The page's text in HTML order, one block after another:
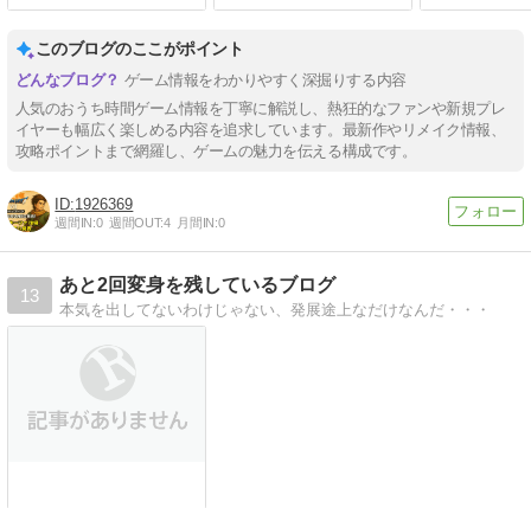
このブログのここがポイント
ゲーム情報をわかりやすく深掘りする内容
人気のおうち時間ゲーム情報を丁寧に解説し、熱狂的なファンや新規プレ
イヤーも幅広く楽しめる内容を追求しています。最新作やリメイク情報、
攻略ポイントまで網羅し、ゲームの魅力を伝える構成です。
1926369
週間IN:0 週間OUT:4 月間IN:0
13
あと2回変身を残しているブログ
本気を出してないわけじゃない、発展途上なだけなんだ・・・